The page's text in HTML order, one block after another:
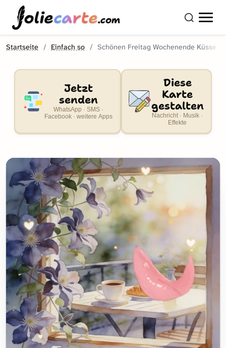
oliecarte.com
Startseite Einfach so Schönen Freitag Wochenende Küsse
Jetzt
senden
WhatsApp · SMS ·
Facebook · weitere Apps
Diese
Karte
gestalten
Nachricht · Musik ·
Effekte